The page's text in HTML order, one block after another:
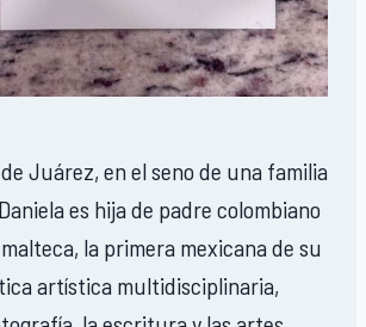
Juárez, en el seno de una familia
es hija de padre colombiano
la primera mexicana de su
artística multidisciplinaria,